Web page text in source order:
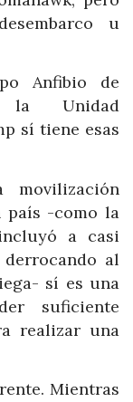
u
Anfibio de
la Unidad
sí tiene esas
país -como la
a casi
al
sí es una
suficiente
realizar una
Mientras